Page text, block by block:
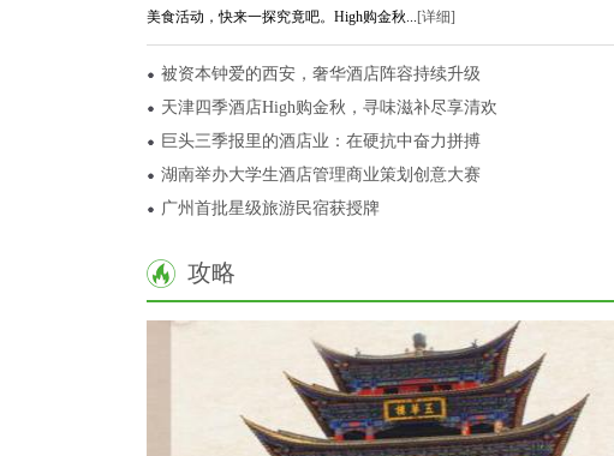
美食活动，快来一探究竟吧。High购金秋... [详细]
被资本钟爱的西安，奢华酒店阵容持续升级
天津四季酒店High购金秋，寻味滋补尽享清欢
巨头三季报里的酒店业：在硬抗中奋力拼搏
湖南举办大学生酒店管理商业策划创意大赛
广州首批星级旅游民宿获授牌
攻略